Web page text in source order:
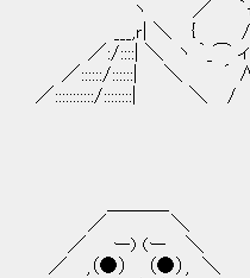
ヽ ／ ｀t
___,ｒ| ＼ { /
／:/::::| ＼ ヽ ｀_⌒ ィ
／::::::/::::::| ＼ ´ ∧
／:::::::::::/::::::::| ＼ / !
／ ＼
／ ー) (ー ＼
／ ,（●） （●）, ＼